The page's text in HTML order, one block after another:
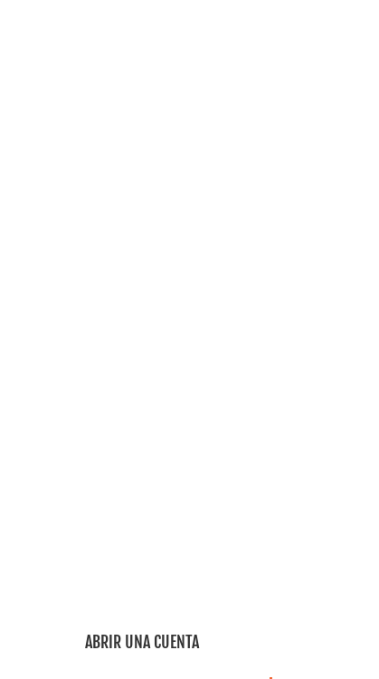
ABRIR UNA CUENTA